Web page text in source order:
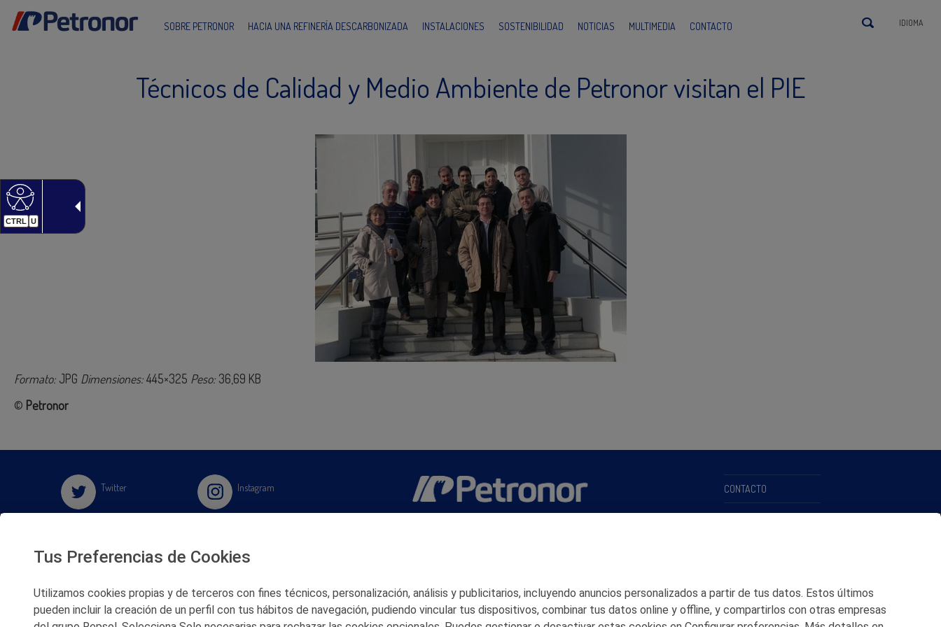
CTRL U
SOBRE PETRONOR HACIA UNA REFINERÍA DESCARBONIZADA INSTALACIONES SOSTENIBILIDAD NOTICIAS MULTIMEDIA CONTACTO IDIOMA
Técnicos de Calidad y Medio Ambiente de Petronor visitan el PIE
Formato: JPG Dimensiones:445×325 Peso: 36,69 KB
© Petronor
Twitter
Flickr
Instagram CONTACTO
MAPA WEB
POLITICA DE COOKIES
Tus Preferencias de Cookies
Utilizamos cookies propias y de terceros con fines técnicos, personalización, análisis y publicitarios, incluyendo anuncios personalizados a partir de tus datos. Estos últimos
pueden incluir la creación de un perfil con tus hábitos de navegación, pudiendo vincular tus dispositivos, combinar tus datos online y offline, y compartirlos con otras empresas